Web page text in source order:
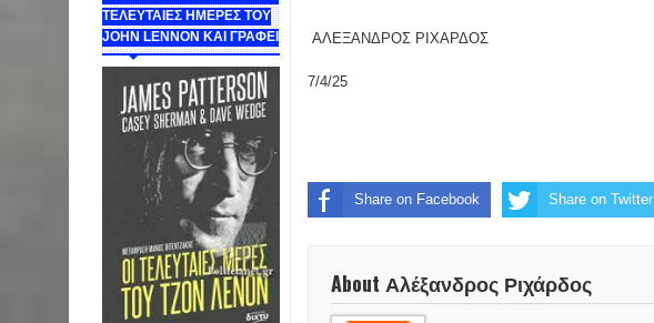
ΤΕΛΕΥΤΑΙΕΣ ΗΜΕΡΕΣ ΤΟΥ
JOHN LENNON ΚΑΙ ΓΡΑΦΕΙ
ΑΛΕΞΑΝΔΡΟΣ ΡΙΧΑΡΔΟΣ
7/4/25
Share on Facebook Share on Twitter
About Αλέξανδρος Ριχάρδος